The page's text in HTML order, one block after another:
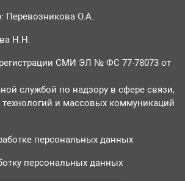
Перевозникова О.А.
Н.Н.
СМИ ЭЛ № ФС 77-78073 от
службой по надзору в сфере связи,
и массовых коммуникаций
персональных данных
персональных данных